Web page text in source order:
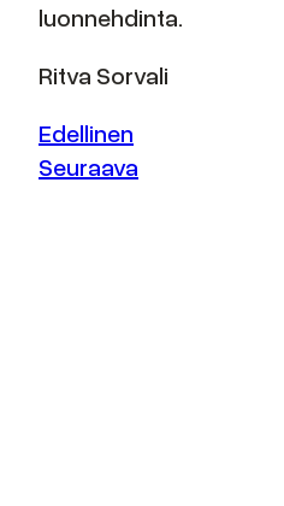
luonnehdinta.
Ritva Sorvali
Edellinen
Seuraava